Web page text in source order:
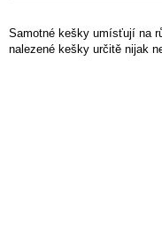
Samotné kešky umísťují na
nalezené kešky určitě nijak